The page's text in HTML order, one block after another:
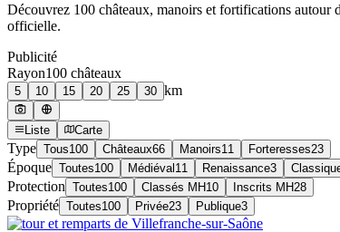
Découvrez 100 châteaux, manoirs et fortifications autour
officielle.
Publicité
Rayon100 châteaux
5 10 15 20 25 30 km
Liste Carte
Type Tous100 Châteaux66 Manoirs11 Forteresses23
Époque Toutes100 Médiéval 11 Renaissance3
Protection Toutes100 Classés MH10 Inscrits MH28
Propriété Toutes100 Privée23 Publique3